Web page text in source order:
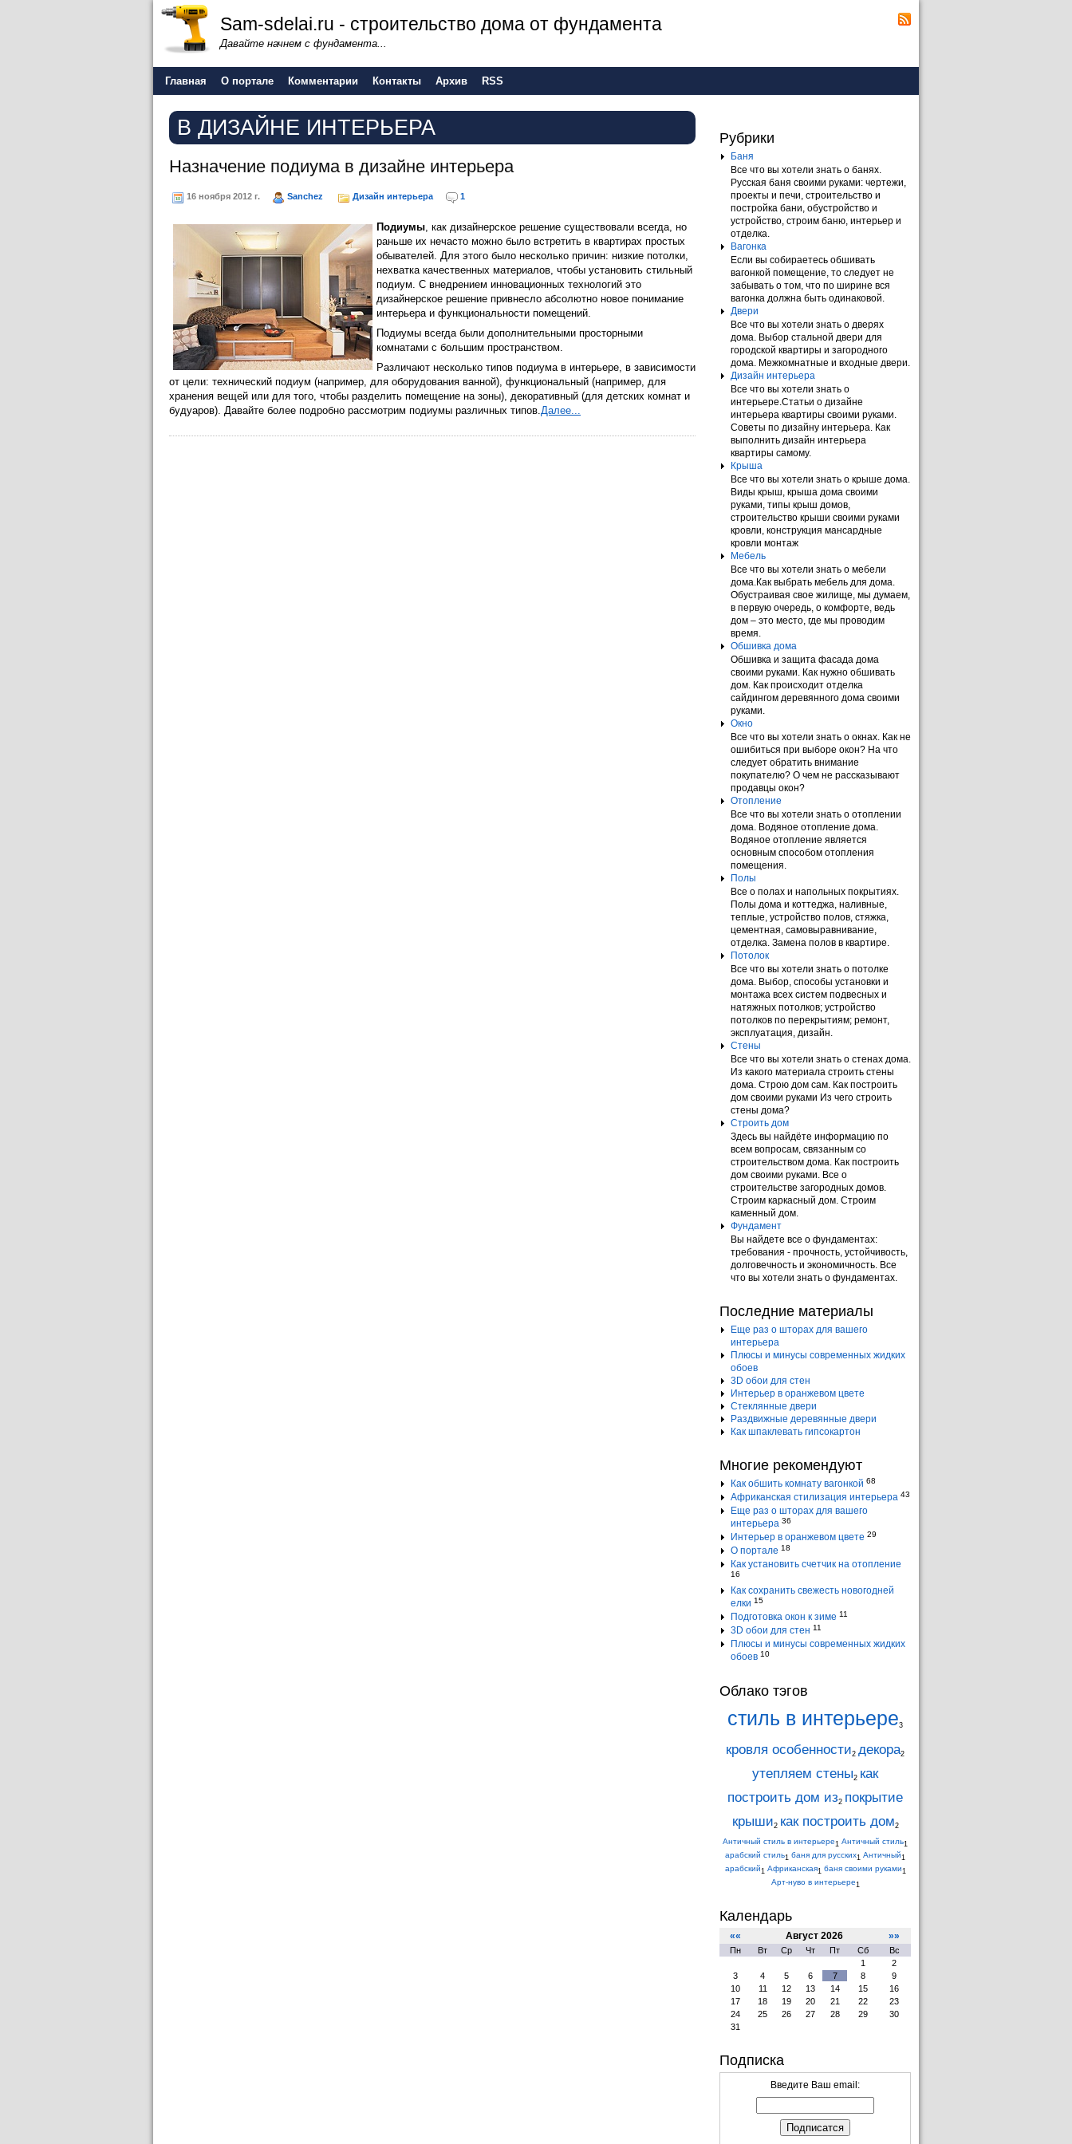
Sam-sdelai.ru - строительство дома от фундамента
Давайте начнем с фундамента...
Главная О портале Комментарии Контакты Архив RSS
В ДИЗАЙНЕ ИНТЕРЬЕРА
Назначение подиума в дизайне интерьера
16 ноября 2012 г. Sanchez Дизайн интерьера 1
Подиумы, как дизайнерское решение существовали всегда, но
раньше их нечасто можно было встретить в квартирах простых
обывателей. Для этого было несколько причин: низкие потолки,
нехватка качественных материалов, чтобы установить стильный
подиум. С внедрением инновационных технологий это
дизайнерское решение привнесло абсолютно новое понимание
интерьера и функциональности помещений.
Подиумы всегда были дополнительными просторными
комнатами с большим пространством.
Различают несколько типов подиума в интерьере, в зависимости
от цели: технический подиум (например, для оборудования ванной), функциональный (например, для
хранения вещей или для того, чтобы разделить помещение на зоны), декоративный (для детских комнат и
будуаров). Давайте более подробно рассмотрим подиумы различных типов.Далее...
Рубрики
Баня
Все что вы хотели знать о банях.
Русская баня своими руками: чертежи,
проекты и печи, строительство и
постройка бани, обустройство и
устройство, строим баню, интерьер и
отделка.
Вагонка
Если вы собираетесь обшивать
вагонкой помещение, то следует не
забывать о том, что по ширине вся
вагонка должна быть одинаковой.
Двери
Все что вы хотели знать о дверях
дома. Выбор стальной двери для
городской квартиры и загородного
дома. Межкомнатные и входные двери.
Дизайн интерьера
Все что вы хотели знать о
интерьере.Статьи о дизайне
интерьера квартиры своими руками.
Советы по дизайну интерьера. Как
выполнить дизайн интерьера
квартиры самому.
Крыша
Все что вы хотели знать о крыше дома.
Виды крыш, крыша дома своими
руками, типы крыш домов,
строительство крыши своими руками
кровли, конструкция мансардные
кровли монтаж
Мебель
Все что вы хотели знать о мебели
дома.Как выбрать мебель для дома.
Обустраивая свое жилище, мы думаем,
в первую очередь, о комфорте, ведь
дом – это место, где мы проводим
время.
Обшивка дома
Обшивка и защита фасада дома
своими руками. Как нужно обшивать
дом. Как происходит отделка
сайдингом деревянного дома своими
руками.
Окно
Все что вы хотели знать о окнах. Как не
ошибиться при выборе окон? На что
следует обратить внимание
покупателю? О чем не рассказывают
продавцы окон?
Отопление
Все что вы хотели знать о отоплении
дома. Водяное отопление дома.
Водяное отопление является
основным способом отопления
помещения.
Полы
Все о полах и напольных покрытиях.
Полы дома и коттеджа, наливные,
теплые, устройство полов, стяжка,
цементная, самовыравнивание,
отделка. Замена полов в квартире.
Потолок
Все что вы хотели знать о потолке
дома. Выбор, способы установки и
монтажа всех систем подвесных и
натяжных потолков; устройство
потолков по перекрытиям; ремонт,
эксплуатация, дизайн.
Стены
Все что вы хотели знать о стенах дома.
Из какого материала строить стены
дома. Строю дом сам. Как построить
дом своими руками Из чего строить
стены дома?
Строить дом
Здесь вы найдёте информацию по
всем вопросам, связанным со
строительством дома. Как построить
дом своими руками. Все о
строительстве загородных домов.
Строим каркасный дом. Строим
каменный дом.
Фундамент
Вы найдете все о фундаментах:
требования - прочность, устойчивость,
долговечность и экономичность. Все
что вы хотели знать о фундаментах.
Последние материалы
Еще раз о шторах для вашего
интерьера
Плюсы и минусы современных жидких
обоев
3D обои для стен
Интерьер в оранжевом цвете
Стеклянные двери
Раздвижные деревянные двери
Как шпаклевать гипсокартон
Многие рекомендуют
Как обшить комнату вагонкой 68
Африканская стилизация интерьера 43
Еще раз о шторах для вашего
интерьера 36
Интерьер в оранжевом цвете 29
О портале 18
Как установить счетчик на отопление
16
Как сохранить свежесть новогодней
елки 15
Подготовка окон к зиме 11
3D обои для стен 11
Плюсы и минусы современных жидких
обоев 10
Облако тэгов
стиль в интерьере3
кровля особенности2 декора2
утепляем стены2 как
построить дом из2 покрытие
крыши2 как построить дом2
Античный стиль в интерьере1 Античный стиль1
арабский стиль1 баня для русских1 Античный1
арабский1 Африканская1 баня своими руками1
Арт-нуво в интерьере1
Календарь
«« Август 2026 »»
Пн Вт Ср Чт Пт Сб
Вс
1
2
3
4 5 6 7 8
9
10
11 12 13 14 15
16
17
18 19 20 21 22
23
24
25 26 27 28 29
30
31
Подписка
Введите Ваш email: